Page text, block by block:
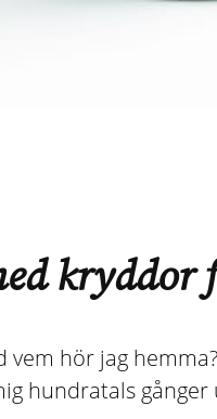
kryddor
vem hör jag
hundratals